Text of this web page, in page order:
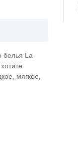
белья La
мягкое,